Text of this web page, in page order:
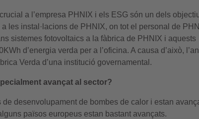
a l’empresa PHNIX i els ESG són un dels
les instal·lacions de PHNIX, on tot el personal de
sistemes fotovoltaics a la fàbrica de PHNIX i aquests
d’energia verda per a l’oficina. A causa d’això,
Verda d’una institució governamental.
avançat al sector?
desenvolupament de bombes de calor i estan
països europeus estan bastant avançats.